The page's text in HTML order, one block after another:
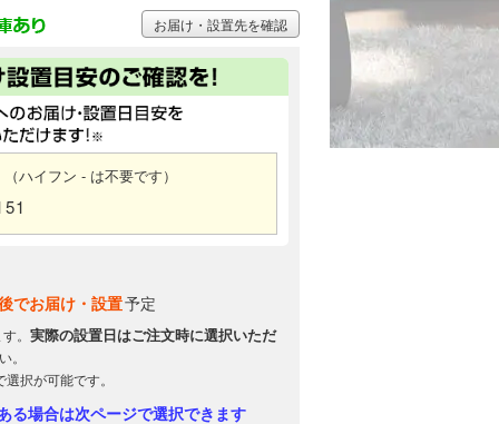
（ハイフン - は不要です）
でお届け・設置予定
。 実際の設置日はご注文時に選択いただ
。
択が可能です。
お届け・設置先を確認
る場合は次ページで選択できます